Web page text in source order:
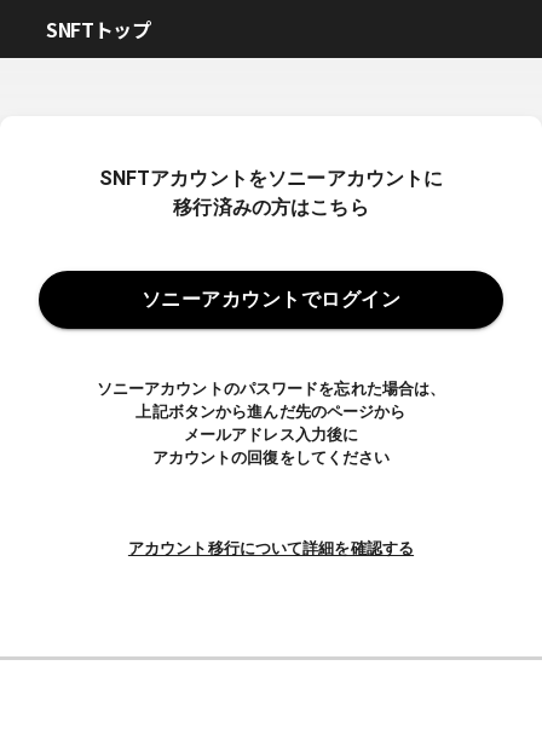
SNFTトップ
SNFTアカウントをソニーアカウントに
移行済みの方はこちら
ソニーアカウントでログイン
ソニーアカウントのパスワードを忘れた場合は、
上記ボタンから進んだ先のページから
メールアドレス入力後に
アカウントの回復をしてください
アカウント移行について詳細を確認する